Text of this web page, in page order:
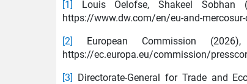
[1]
Louis Oelofse, Shakeel
https://www.dw.com/en/eu-and-
[2]
European Commission
https://ec.europa.eu/commission/
[3] Directorate-General for Trade and